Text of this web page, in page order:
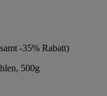
-35% Rabatt)
500g